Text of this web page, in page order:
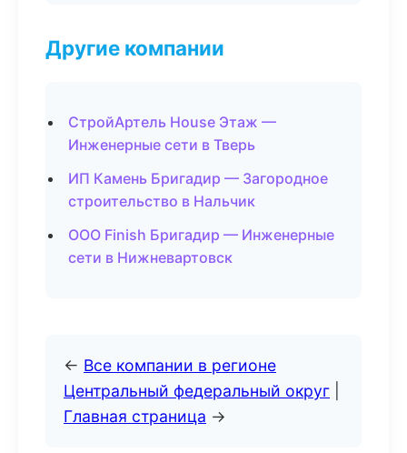
Другие компании
СтройАртель House Этаж —
Инженерные сети в Тверь
ИП Камень Бригадир — Загородное
строительство в Нальчик
ООО Finish Бригадир — Инженерные
сети в Нижневартовск
← Все компании в регионе
Центральный федеральный округ
Главная страница →